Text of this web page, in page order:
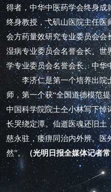
得者，中华中医药学会终身成
终身教授，弋矶山医院主任医
会方药量效研究专业委员会会
湿病专业委员会名誉会长、世
学专业委员会名誉会长、中华
李济仁是第一个培养出院士
师，第一个获“全国道德模范
中国科学院院士仝小林写下悼
长哭绕定潭。仙逝医魂还旧土
慈永驻，痿痹同治内外辨。
然”。 （光明日报全媒体记者